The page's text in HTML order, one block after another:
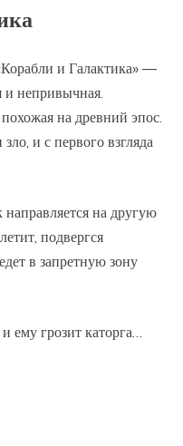
и Галактика» —
и непривычная.
на древний эпос.
и с первого взгляда
на другую
подвергся
в запретную зону
ему грозит каторга…